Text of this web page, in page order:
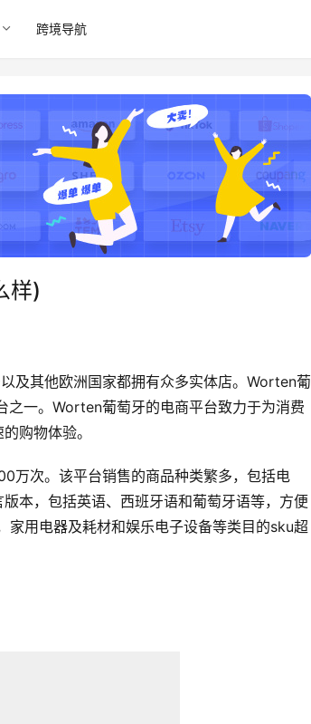
跨境导航
样)
及其他欧洲国家都拥有众多实体店。Worten葡
一。Worten葡萄牙的电商平台致力于为消费
购物体验。
万次。该平台销售的商品种类繁多，包括电
本，包括英语、西班牙语和葡萄牙语等，方便
用电器及耗材和娱乐电子设备等类目的sku超